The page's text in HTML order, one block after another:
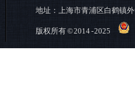
地址：上海市青浦区白鹤镇
版权所有 © 2014 - 2025